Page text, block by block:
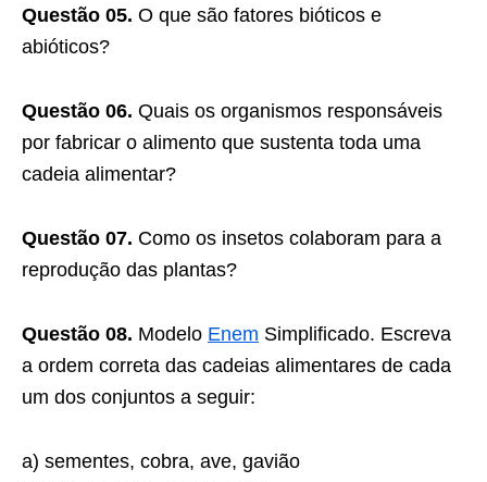
Questão 05. O que são fatores bióticos e
abióticos?
Questão 06. Quais os organismos responsáveis
por fabricar o alimento que sustenta toda uma
cadeia alimentar?
Questão 07. Como os insetos colaboram para a
reprodução das plantas?
Questão 08. Modelo Enem Simplificado. Escreva
a ordem correta das cadeias alimentares de cada
um dos conjuntos a seguir:
a) sementes, cobra, ave, gavião